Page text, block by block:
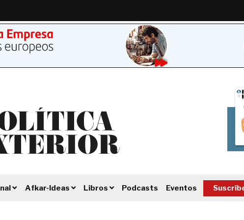
Afkar-Ideas Libros Podcasts Eventos